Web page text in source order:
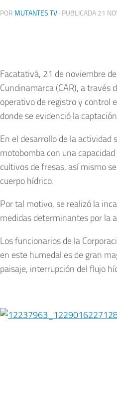
POR MUTANTES TV · PUBLICADA 21
Facatativá, 21 de noviembre
Cundinamarca (CAR), a través
operativo de registro y control
donde se evidenció la
En el desarrollo de la actividad
motobomba con una
cultivos de fresas, así mismo
cuerpo hídrico.
Por tal motivo, se realizó la
medidas determinantes por la
Los funcionarios de la
en este humedal es de gran
paisaje, interrupción del flujo